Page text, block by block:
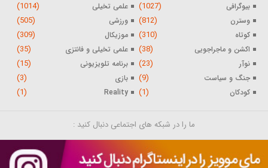
بیوگرافی (1027) علمی تخیلی (1014)
وسترن (812) ورزشی (505)
کوتاه (310) موزیکال (309)
اکشن و ماجراجویی (38) علمی تخیلی و فانتزی (35)
نوآر (23) برنامه تلویزیونی (15)
جنگ و سیاست (9) بازی (3)
کودکان (1)
Reality
(1)
ما را در شبکه های اجتماعی دنبال کنید :